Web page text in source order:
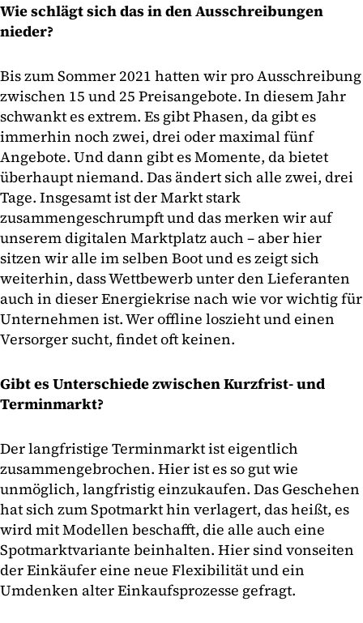
Wie schlägt sich das in den Ausschreibungen
nieder?
Bis zum Sommer 2021 hatten wir pro Ausschreibung
zwischen 15 und 25 Preisangebote. In diesem Jahr
schwankt es extrem. Es gibt Phasen, da gibt es
immerhin noch zwei, drei oder maximal fünf
Angebote. Und dann gibt es Momente, da bietet
überhaupt niemand. Das ändert sich alle zwei, drei
Tage. Insgesamt ist der Markt stark
zusammengeschrumpft und das merken wir auf
unserem digitalen Marktplatz auch – aber hier
sitzen wir alle im selben Boot und es zeigt sich
weiterhin, dass Wettbewerb unter den Lieferanten
auch in dieser Energiekrise nach wie vor wichtig für
Unternehmen ist. Wer offline loszieht und einen
Versorger sucht, findet oft keinen.
Gibt es Unterschiede zwischen Kurzfrist- und
Terminmarkt?
Der langfristige Terminmarkt ist eigentlich
zusammengebrochen. Hier ist es so gut wie
unmöglich, langfristig einzukaufen. Das Geschehen
hat sich zum Spotmarkt hin verlagert, das heißt, es
wird mit Modellen beschafft, die alle auch eine
Spotmarktvariante beinhalten. Hier sind vonseiten
der Einkäufer eine neue Flexibilität und ein
Umdenken alter Einkaufsprozesse gefragt.